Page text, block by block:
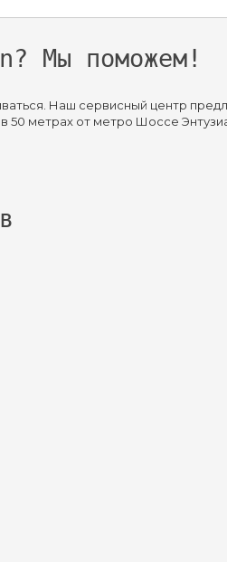
Мы поможем!
Наш сервисный центр
50 метрах от метро Шоссе